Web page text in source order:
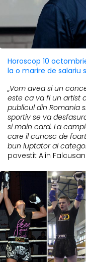
Horoscop 10
la o marire de salariu
„Vom avea si un
este ca va fi un artist
publicul din Romania
sportiv se va
si main card. La
care il cunosc de
bun luptator al
povestit Alin Falcusan.